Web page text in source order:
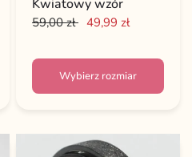
Kwiatowy wzór
59,00 zł 49,99 zł
Wybierz rozmiar